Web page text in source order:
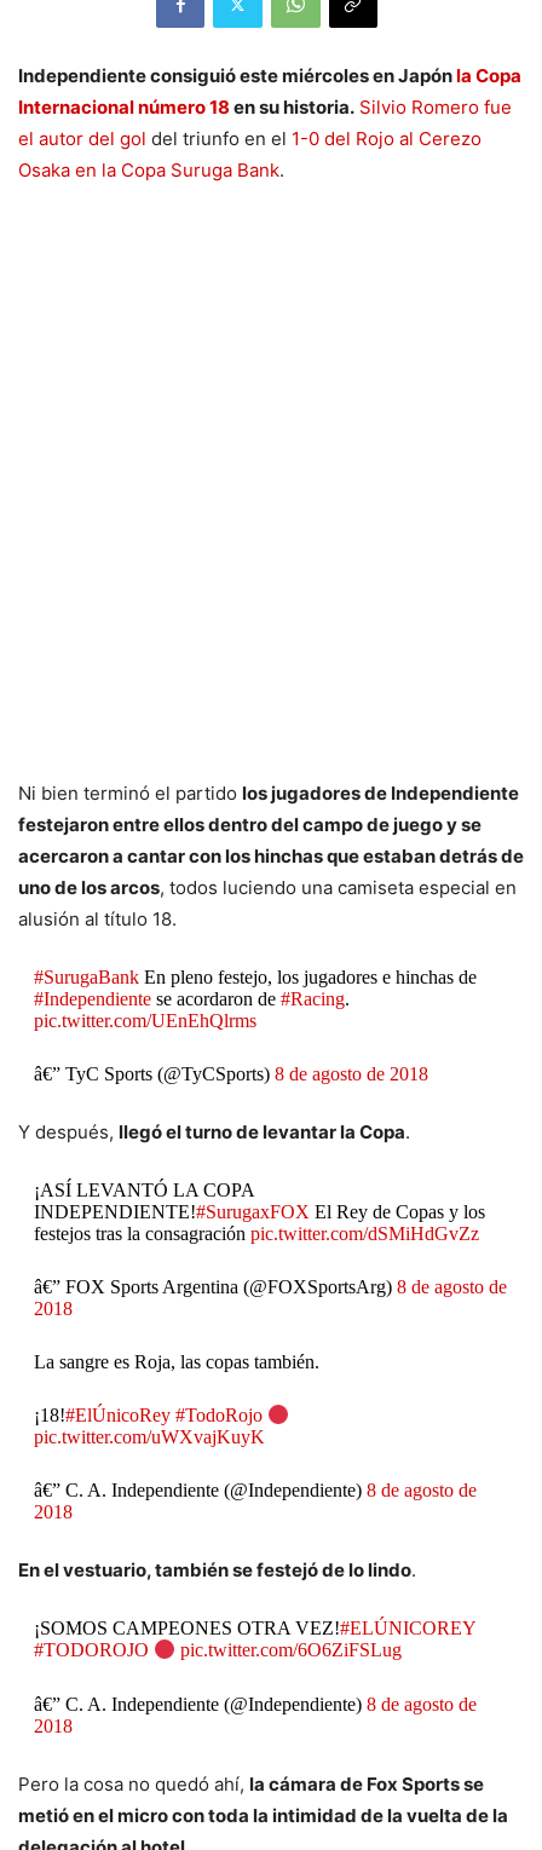
Independiente consiguió este miércoles en Japónla Copa
Internacional número 18 en su historia. Silvio Romero fue
el autor del gol del triunfo en el 1-0 del Rojo al Cerezo
Osaka en la Copa Suruga Bank.
Ni bien terminó el partido los jugadores de Independiente
festejaron entre ellos dentro del campo de juego y se
acercaron a cantar con los hinchas que estaban detrás de
uno de los arcos, todos luciendo una camiseta especial en
alusión al título 18.
#SurugaBankEn pleno festejo, los jugadores e hinchas de
#Independientese acordaron de #Racing.
pic.twitter.com/UEnEhQlrms
â€” TyC Sports (@TyCSports) 8 de agosto de 2018
Y después, llegó el turno de levantar la Copa.
¡ASÍ LEVANTÓ LA COPA
INDEPENDIENTE!#SurugaxFOX El Rey de Copas y los
festejos tras la consagración pic.twitter.com/dSMiHdGvZz
â€” FOX Sports Argentina (@FOXSportsArg) 8 de agosto de
2018
La sangre es Roja, las copas también.
¡18!#ElÚnicoRey #TodoRojo
pic.twitter.com/uWXvajKuyK
â€” C. A. Independiente (@Independiente) 8 de agosto de
2018
En el vestuario, también se festejó de lo lindo.
¡SOMOS CAMPEONES OTRA VEZ!#ELÚNICOREY
#TODOROJO
pic.twitter.com/6O6ZiFSLug
â€” C. A. Independiente (@Independiente) 8 de agosto de
2018
Pero la cosa no quedó ahí, la cámara de Fox Sports se
metió en el micro con toda la intimidad de la vuelta de la